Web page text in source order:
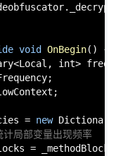
void OnBegin()
{
int>
= new
局部变量出现频率